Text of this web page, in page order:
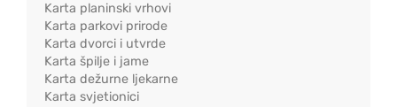
Karta planinski vrhovi
Karta parkovi prirode
Karta dvorci i utvrde
Karta špilje i jame
Karta dežurne ljekarne
Karta svjetionici